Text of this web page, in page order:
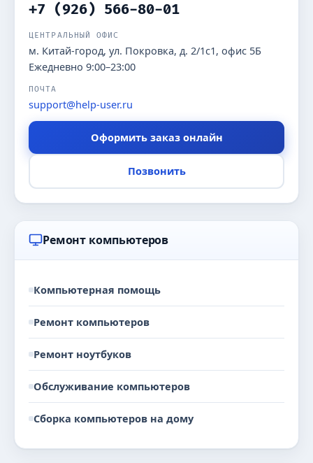
+7 (926) 566-80-01
ЦЕНТРАЛЬНЫЙ ОФИС
м. Китай-город, ул. Покровка, д. 2/1с1, офис 5Б
Ежедневно 9:00–23:00
ПОЧТА
support@help-user.ru
Оформить заказ онлайн
Позвонить
Ремонт компьютеров
Компьютерная помощь
Ремонт компьютеров
Ремонт ноутбуков
Обслуживание компьютеров
Сборка компьютеров на дому